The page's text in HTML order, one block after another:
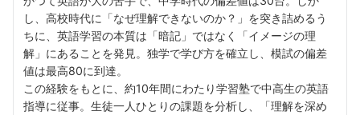
し、高校時代に「なぜ理解できないのか？」を突き詰めるう
ちに、英語学習の本質は「暗記」ではなく「イメージの理
解」にあることを発見。独学で学び方を確立し、模試の偏差
値は最高80に到達。
この経験をもとに、約10年間にわたり学習塾で中高生の英語
指導に従事。生徒一人ひとりの課題を分析し、「理解を深め